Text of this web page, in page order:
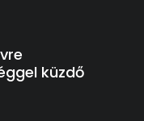
küzdő